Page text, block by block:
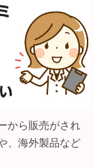
から販売がされ
、海外製品など